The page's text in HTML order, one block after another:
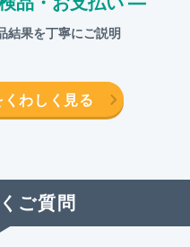
結果を丁寧にご説明
わしく見る
ご質問